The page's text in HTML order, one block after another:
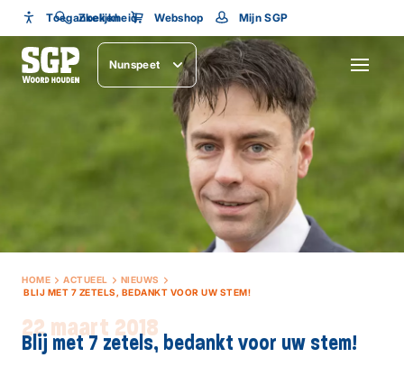
Toegankelijkheid
Toegankelijkheid
Lettergrootte
Zoeken Webshop Mijn SGP
Nunspeet SLUITEN
HOME ACTUEEL
NIEUWS
BLIJ MET 7 ZETELS, BEDANKT VOOR UW STEM!
22 maart 2018
Blij met 7 zetels, bedankt voor uw stem!